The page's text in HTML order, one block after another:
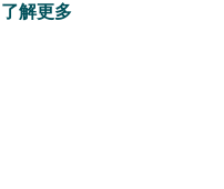
了解更多